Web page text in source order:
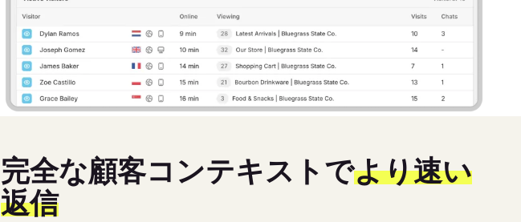
完全な顧客コンテキストでより速い
返信